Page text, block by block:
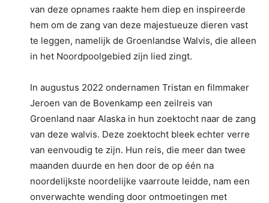
van deze opnames raakte hem diep en inspireerde
hem om de zang van deze majestueuze dieren vast
te leggen, namelijk de Groenlandse Walvis, die alleen
in het Noordpoolgebied zijn lied zingt.
In augustus 2022 ondernamen Tristan en filmmaker
Jeroen van de Bovenkamp een zeilreis van
Groenland naar Alaska in hun zoektocht naar de zang
van deze walvis. Deze zoektocht bleek echter verre
van eenvoudig te zijn. Hun reis, die meer dan twee
maanden duurde en hen door de op één na
noordelijkste noordelijke vaarroute leidde, nam een
onverwachte wending door ontmoetingen met